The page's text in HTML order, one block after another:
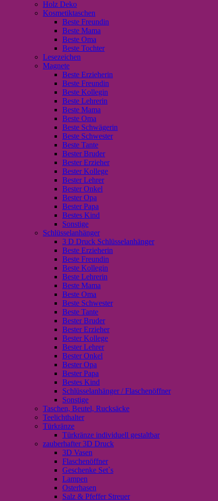
Holz Deko
Kosmetiktaschen
Beste Freundin
Beste Mama
Beste Oma
Beste Tochter
Lesezeichen
Magnete
Beste Erzieherin
Beste Freundin
Beste Kollegin
Beste Lehrerin
Beste Mama
Beste Oma
Beste Schwägerin
Beste Schwester
Beste Tante
Bester Bruder
Bester Erzieher
Bester Kollege
Bester Lehrer
Bester Onkel
Bester Opa
Bester Papa
Bestes Kind
Sonstige
Schlüsselanhänger
3 D Druck Schlüsselanhänger
Beste Erzieherin
Beste Freundin
Beste Kollegin
Beste Lehrerin
Beste Mama
Beste Oma
Beste Schwester
Beste Tante
Bester Bruder
Bester Erzieher
Bester Kollege
Bester Lehrer
Bester Onkel
Bester Opa
Bester Papa
Bestes Kind
Schlüsselanhänger / Flaschenöffner
Sonstige
Taschen, Beutel, Rucksäcke
Teelichthalter
Türkränze
Türkränze individuell gestaltbar
zauberhafter 3D Druck
3D Vasen
Flaschenöffner
Geschenke Set`s
Lampen
Osterhasen
Salz & Pfeffer Streuer